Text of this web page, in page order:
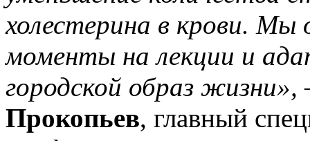
холестерина в крови. Мы
моменты на лекции и
городской образ жизни»,
Прокопьев, главный